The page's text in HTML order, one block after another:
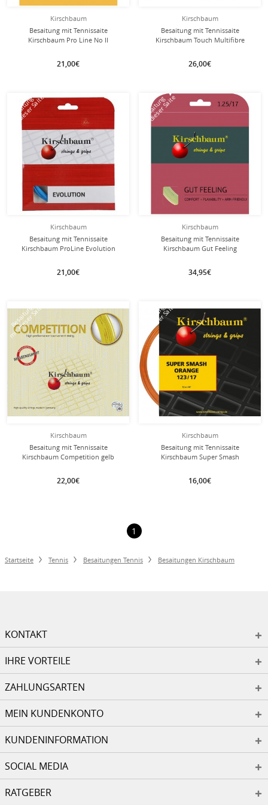
Kirschbaum
Besaitung mit Tennissaite
Kirschbaum Pro Line No II
21,00€
Kirschbaum
Besaitung mit Tennissaite
Kirschbaum Touch Multifibre
26,00€
Kirschbaum
Besaitung mit Tennissaite
Kirschbaum ProLine Evolution
21,00€
Besaitung
mit dieser Saite
Kirschbaum
Besaitung mit Tennissaite
Kirschbaum Gut Feeling
34,95€
Besaitung
mit dieser Saite
Kirschbaum
Besaitung mit Tennissaite
Kirschbaum Competition gelb
22,00€
Besaitung
mit dieser Saite
Kirschbaum
Besaitung mit Tennissaite
Kirschbaum Super Smash
16,00€
Besaitung
mit dieser Saite
1
Startseite Tennis Besaitungen Tennis Besaitungen Kirschbaum
KONTAKT
IHRE VORTEILE
ZAHLUNGSARTEN
MEIN KUNDENKONTO
KUNDENINFORMATION
SOCIAL MEDIA
RATGEBER